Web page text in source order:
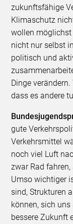
zukunftsfähige
Klimaschutz
wollen möglichst
nicht nur selbst
politisch und
Dinge
dass es andere
gute
Verkehrsmittel
noch viel Luft
zwar Rad
Umso wichtiger
sind, Strukturen
können, sich
bessere Zukunft